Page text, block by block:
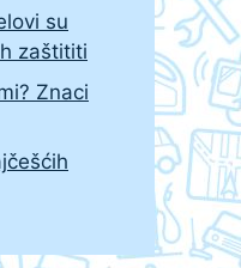
su
zaštititi
Znaci